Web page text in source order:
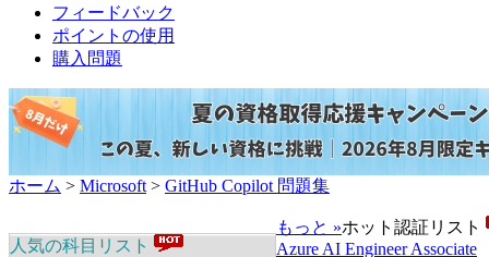
フィードバック
ポイントの使用
購入問題
ホーム > Microsoft > GitHub Copilot 問題集
人気の科目リスト
もっと »ホット認証リスト
Azure AI Engineer Associate